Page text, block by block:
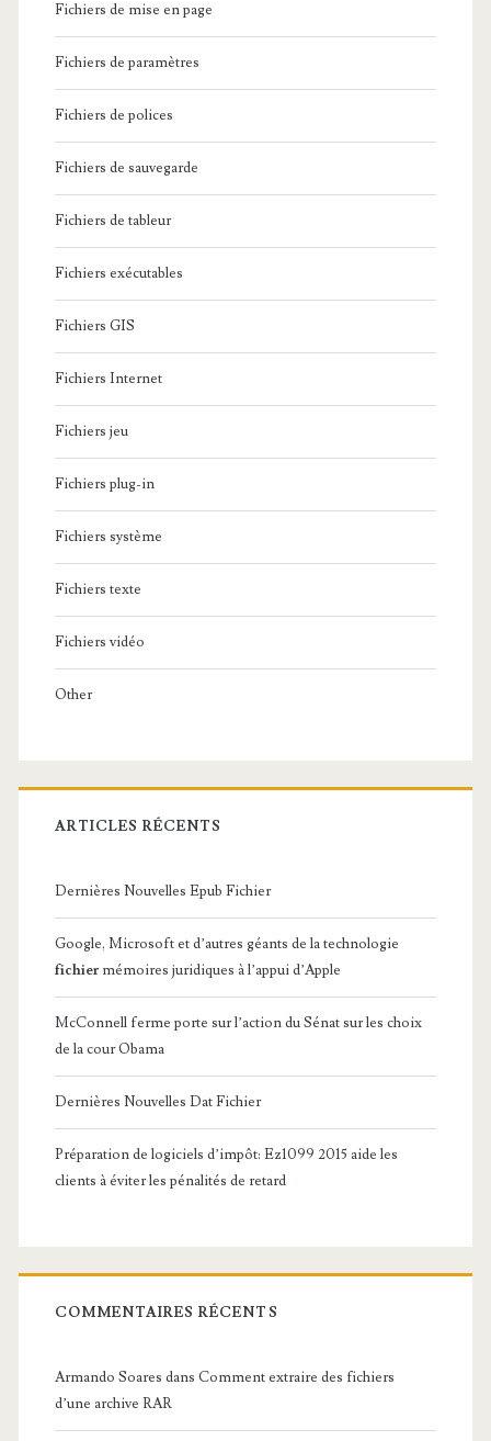
Fichiers de mise en page
Fichiers de paramètres
Fichiers de polices
Fichiers de sauvegarde
Fichiers de tableur
Fichiers exécutables
Fichiers GIS
Fichiers Internet
Fichiers jeu
Fichiers plug-in
Fichiers système
Fichiers texte
Fichiers vidéo
Other
ARTICLES RÉCENTS
Dernières Nouvelles Epub Fichier
Google, Microsoft et d’autres géants de la technologie
fichier mémoires juridiques à l’appui d’Apple
McConnell ferme porte sur l’action du Sénat sur les choix
de la cour Obama
Dernières Nouvelles Dat Fichier
Préparation de logiciels d’impôt: Ez1099 2015 aide les
clients à éviter les pénalités de retard
COMMENTAIRES RÉCENTS
Armando Soares dans Comment extraire des fichiers
d’une archive RAR